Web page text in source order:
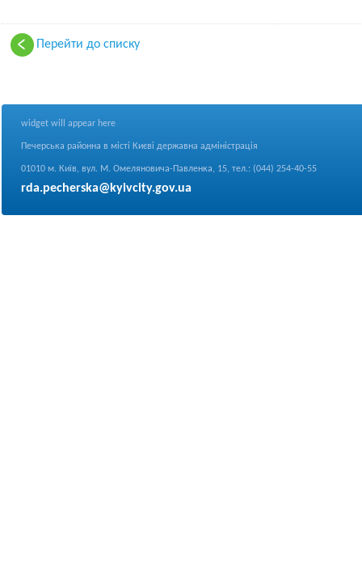
Перейти до списку
widget will appear here
Печерська районна в місті Києві державна адміністрація
01010 м. Київ, вул. М. Омеляновича-Павленка, 15, тел.: (044) 254-40-55
rda.pecherska@kyivcity.gov.ua